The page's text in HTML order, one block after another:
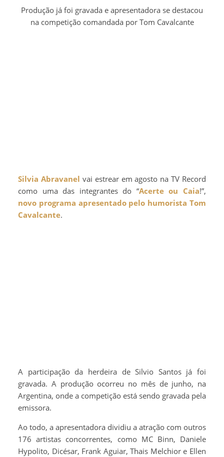
Produção já foi gravada e apresentadora se destacou
na competição comandada por Tom Cavalcante
Silvia Abravanel vai estrear em agosto na TV Record
como uma das integrantes do “Acerte ou Caia!”,
novo programa apresentado pelo humorista Tom
Cavalcante.
A participação da herdeira de Silvio Santos já foi
gravada. A produção ocorreu no mês de junho, na
Argentina, onde a competição está sendo gravada pela
emissora.
Ao todo, a apresentadora dividiu a atração com outros
176 artistas concorrentes, como MC Binn, Daniele
Hypolito, Dicésar, Frank Aguiar, Thais Melchior e Ellen